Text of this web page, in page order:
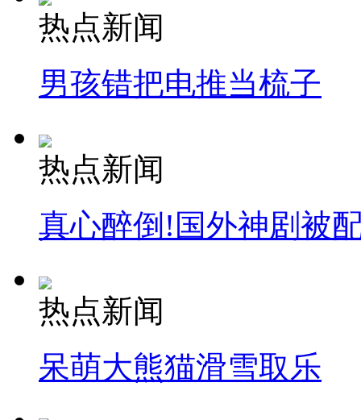
热点新闻
男孩错把电推当梳子
热点新闻
真心醉倒!国外神剧被
热点新闻
呆萌大熊猫滑雪取乐